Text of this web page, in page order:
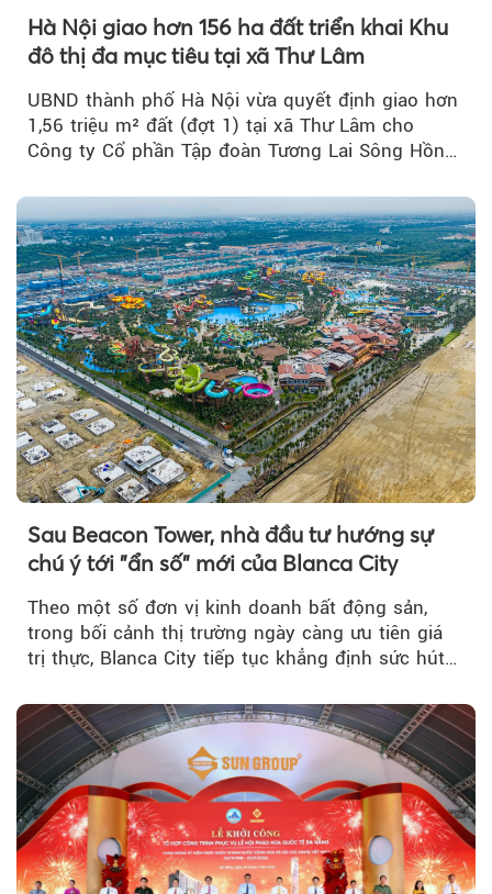
Hà Nội giao hơn 156 ha đất triển khai Khu
đô thị đa mục tiêu tại xã Thư Lâm
UBND thành phố Hà Nội vừa quyết định giao hơn
1,56 triệu m² đất (đợt 1) tại xã Thư Lâm cho
Công ty Cổ phần Tập đoàn Tương Lai Sông Hồng
Sau Beacon Tower, nhà đầu tư hướng sự
chú ý tới "ẩn số" mới của Blanca City
Theo một số đơn vị kinh doanh bất động sản,
trong bối cảnh thị trường ngày càng ưu tiên giá
trị thực, Blanca City tiếp tục khẳng định sức hút